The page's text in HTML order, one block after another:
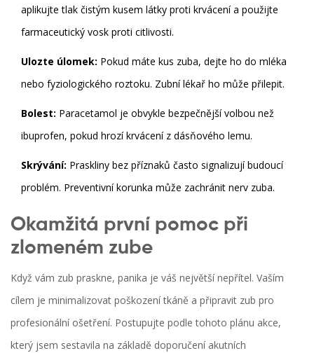
aplikujte tlak čistým kusem látky proti krvácení a použijte
farmaceutický vosk proti citlivosti.
Ulozte úlomek: Pokud máte kus zuba, dejte ho do mléka
nebo fyziologického roztoku. Zubní lékař ho může přilepit.
Bolest: Paracetamol je obvykle bezpečnější volbou než
ibuprofen, pokud hrozí krvácení z dásňového lemu.
Skrývání: Praskliny bez příznaků často signalizují budoucí
problém. Preventivní korunka může zachránit nerv zuba.
Okamžitá první pomoc při
zlomeném zube
Když vám zub praskne, panika je váš největší nepřítel. Vaším
cílem je minimalizovat poškození tkáně a připravit zub pro
profesionální ošetření. Postupujte podle tohoto plánu akce,
který jsem sestavila na základě doporučení akutních